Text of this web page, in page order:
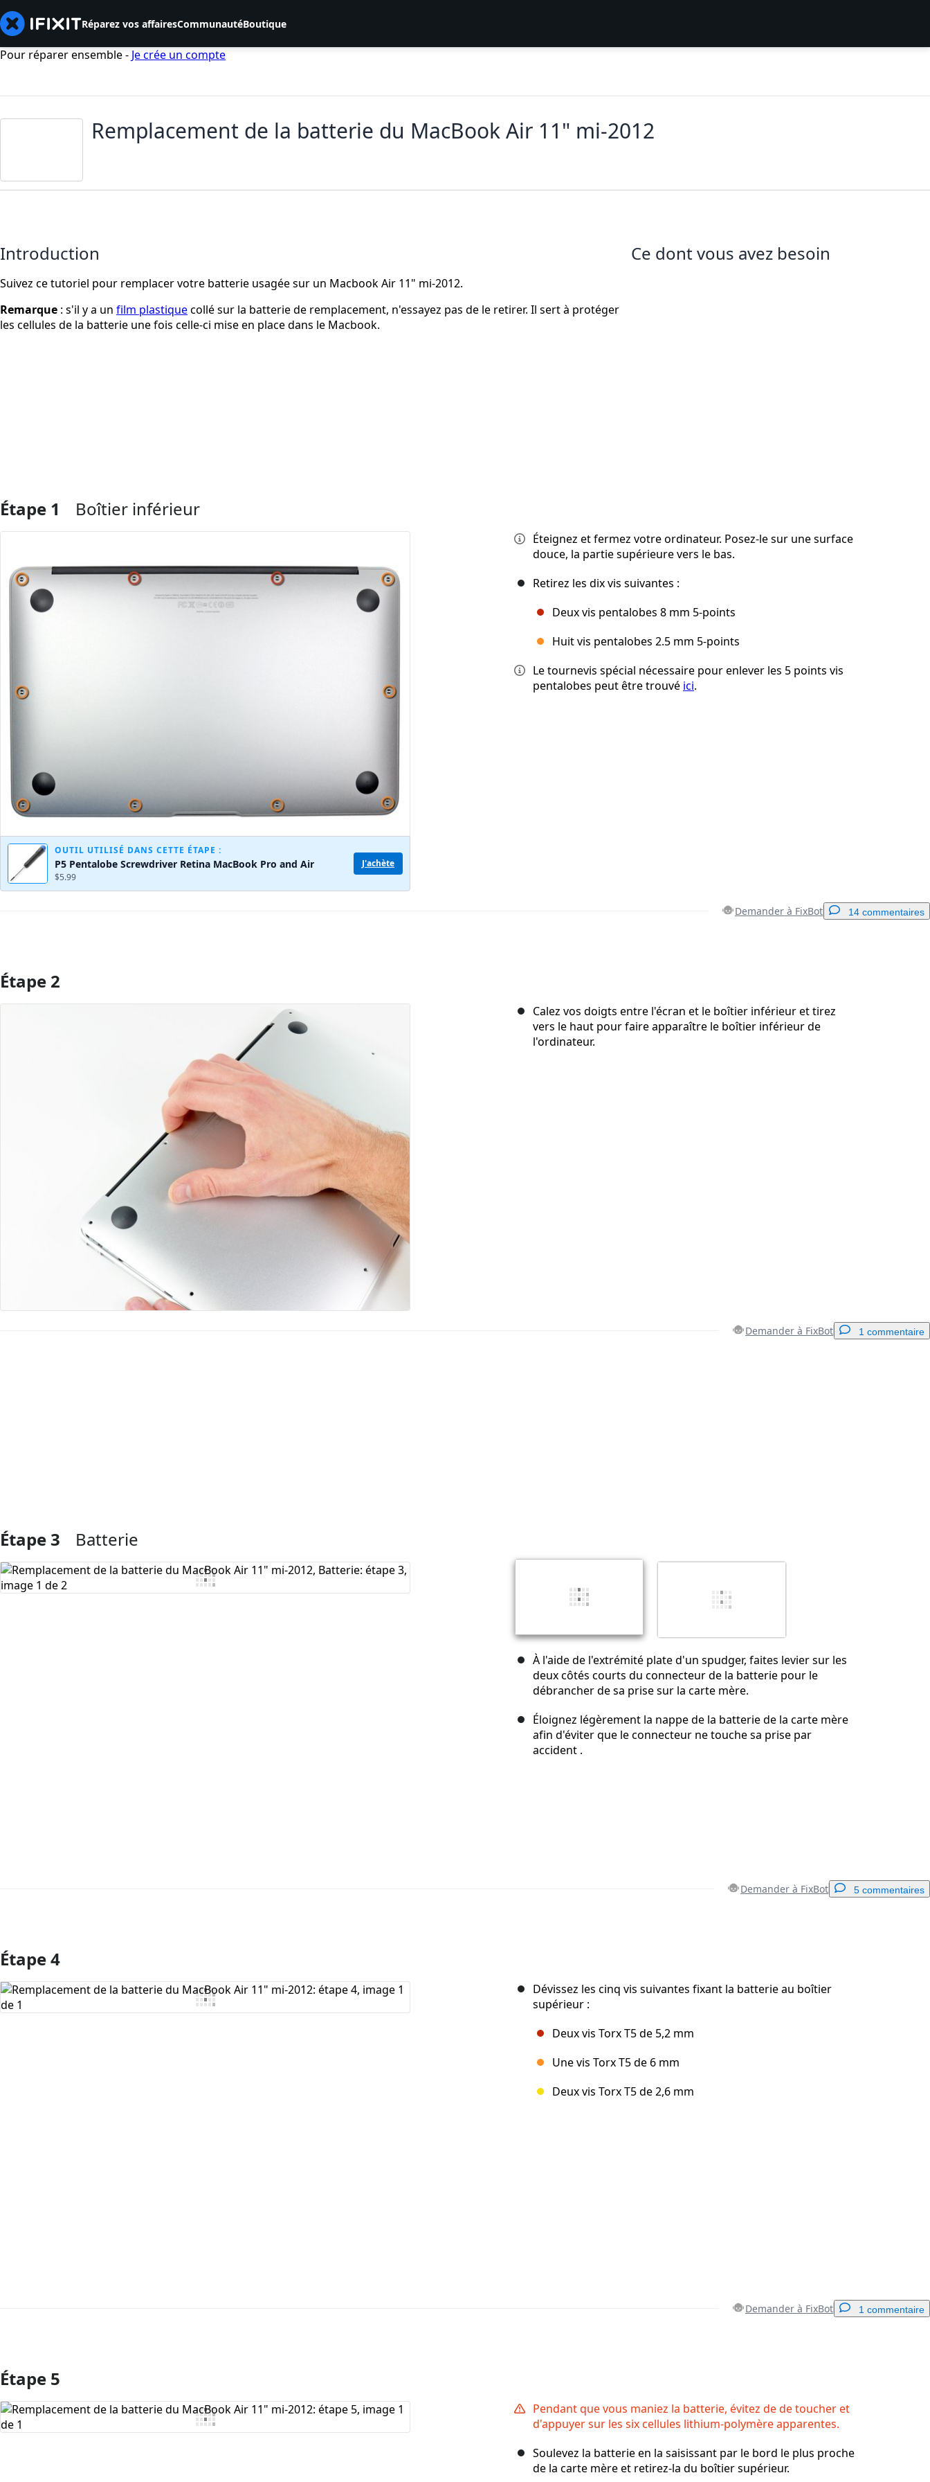
Réparez vos affairesCommunautéBoutique
Pour réparer ensemble - Je crée un compte
Remplacement de la batterie du MacBook Air 11" mi-2012
Introduction
Suivez ce tutoriel pour remplacer votre batterie usagée sur un Macbook Air 11" mi-2012.
Remarque : s'il y a un film plastiquecollé sur la batterie de remplacement, n'essayez pas de le retirer. Il sert à protéger
les cellules de la batterie une fois celle-ci mise en place dans le Macbook.
Ce dont vous avez besoin
Étape 1 Boîtier inférieur
OUTIL UTILISÉ DANS CETTE ÉTAPE :
P5 Pentalobe Screwdriver Retina MacBook Pro and Air
$5.99
J'achète
Éteignez et fermez votre ordinateur. Posez-le sur une surface
douce, la partie supérieure vers le bas.
Retirez les dix vis suivantes :
Deux vis pentalobes 8 mm 5-points
Huit vis pentalobes 2.5 mm 5-points
Le tournevis spécial nécessaire pour enlever les 5 points vis
pentalobes peut être trouvé ici.
Demander à FixBot 14 commentaires
Ajouter un commentaire
Étape 2
Calez vos doigts entre l'écran et le boîtier inférieur et tirez
vers le haut pour faire apparaître le boîtier inférieur de
l'ordinateur.
Demander à FixBot 1 commentaire
Étape 3 Batterie
À l'aide de l'extrémité plate d'un spudger, faites levier sur les
deux côtés courts du connecteur de la batterie pour le
débrancher de sa prise sur la carte mère.
Éloignez légèrement la nappe de la batterie de la carte mère
afin d'éviter que le connecteur ne touche sa prise par
accident .
Demander à FixBot 5 commentaires
Ajouter un commentaire
Étape 4
Dévissez les cinq vis suivantes fixant la batterie au boîtier
supérieur :
Deux vis Torx T5 de 5,2 mm
Une vis Torx T5 de 6 mm
Deux vis Torx T5 de 2,6 mm
Demander à FixBot 1 commentaire
Ajouter un commentaire
Étape 5
Pendant que vous maniez la batterie, évitez de de toucher et
d'appuyer sur les six cellules lithium-polymère apparentes.
Soulevez la batterie en la saisissant par le bord le plus proche
de la carte mère et retirez-la du boîtier supérieur.